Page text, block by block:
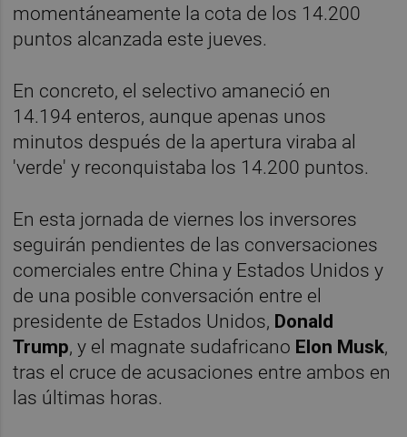
momentáneamente la cota de los 14.200
puntos alcanzada este jueves.
En concreto, el selectivo amaneció en
14.194 enteros, aunque apenas unos
minutos después de la apertura viraba al
'verde' y reconquistaba los 14.200 puntos.
En esta jornada de viernes los inversores
seguirán pendientes de las conversaciones
comerciales entre China y Estados Unidos y
de una posible conversación entre el
presidente de Estados Unidos, Donald
Trump, y el magnate sudafricano Elon Musk,
tras el cruce de acusaciones entre ambos en
las últimas horas.